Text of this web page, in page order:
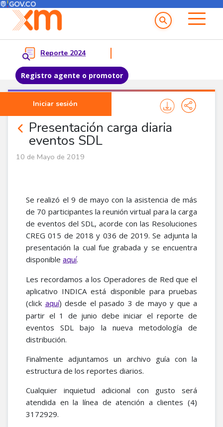
Pasar al contenido principal
Menú del Usuario
Reporte 2024
Registro agente o promotor
Iniciar sesión
Menu principal
Presentación carga diaria
eventos SDL
Noticias Agentes
10 de Mayo de 2019
Se realizó el 9 de mayo con la asistencia de más
de 70 participantes la reunión virtual para la carga
de eventos del SDL, acorde con las Resoluciones
CREG 015 de 2018 y 036 de 2019. Se adjunta la
presentación la cual fue grabada y se encuentra
disponible aquí.
Les recordamos a los Operadores de Red que el
aplicativo INDICA está disponible para pruebas
(click aquí) desde el pasado 3 de mayo y que a
partir el 1 de junio debe iniciar el reporte de
eventos SDL bajo la nueva metodología de
distribución.
Finalmente adjuntamos un archivo guía con la
estructura de los reportes diarios.
Cualquier inquietud adicional con gusto será
atendida en la línea de atención a clientes (4)
3172929.